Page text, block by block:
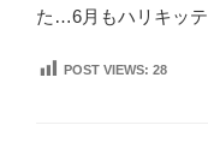
た…6月もハリキッ
POST VIEWS: 28